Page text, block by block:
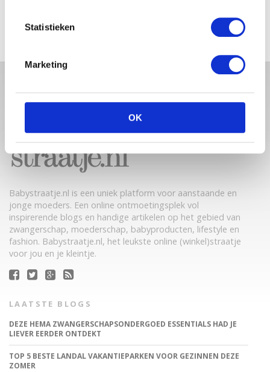
Statistieken
Marketing
OK
Babystraatje.nl is een uniek platform voor aanstaande en
jonge moeders. Een online ontmoetingsplek vol
inspirerende blogs en handige artikelen op het gebied van
zwangerschap, moederschap, babyproducten, lifestyle en
fashion. Babystraatje.nl, het leukste online (winkel)straatje
voor jou en je kleintje.
LAATSTE BLOGS
DEZE HEMA ZWANGERSCHAPSONDERGOED ESSENTIALS HAD JE
LIEVER EERDER ONTDEKT
TOP 5 BESTE LANDAL VAKANTIEPARKEN VOOR GEZINNEN DEZE
ZOMER